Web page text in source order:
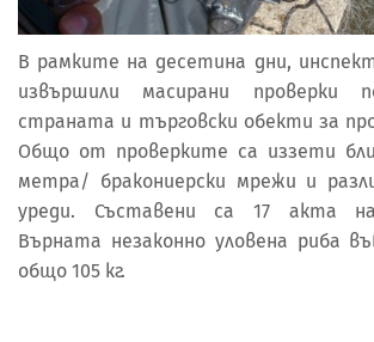
В рамките на десетина дни,
извършили масирани проверки
страната и търговски обекти за
Общо от проверките са иззети
метра/ бракониерски мрежи и
уреди. Съставени са 17 акта
Върната незаконно уловена риба
общо 105 кг.